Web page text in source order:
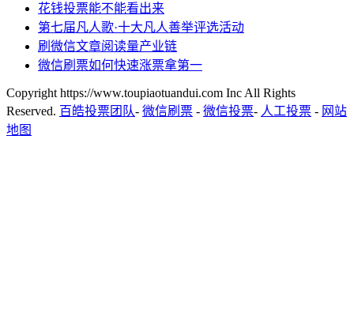
花钱投票能不能看出来
第七届凡人歌·十大凡人善举评选活动
刷微信文章阅读量产业链
微信刷票如何快速涨票拿第一
Copyright https://www.toupiaotuandui.com Inc All Rights
Reserved. 百皓投票团队- 微信刷票 - 微信投票- 人工投票 - 网站
地图